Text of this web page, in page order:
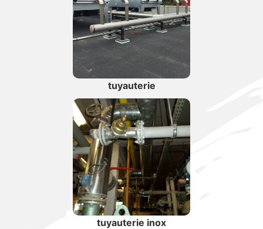
tuyauterie
tuyauterie inox